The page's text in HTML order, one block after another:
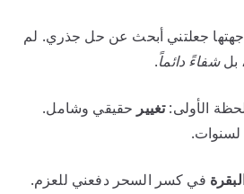
جعلتني أبحث عن حل جذري. لم
بلشفاءً دائماً.
الأولى:تغيير حقيقي وشامل.
في كسر السحر دفعني للعزم.